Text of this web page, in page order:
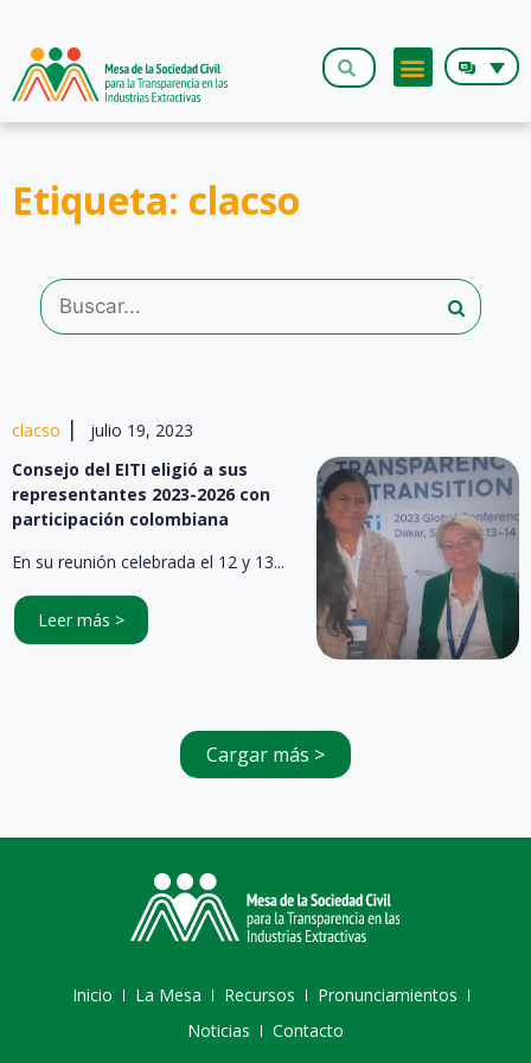
Etiqueta: clacso
clacso |
julio 19, 2023
Consejo del EITI eligió a sus
representantes 2023-2026 con
participación colombiana
En su reunión celebrada el 12 y 13...
Leer más >
Cargar más >
Inicio La Mesa Recursos
Pronunciamientos
Noticias
Contacto